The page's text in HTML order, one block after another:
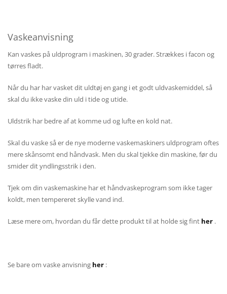
Vaskeanvisning
Kan vaskes på uldprogram i maskinen, 30 grader. Strækkes i facon og
tørres fladt.
Når du har har vasket dit uldtøj en gang i et godt uldvaskemiddel, så
skal du ikke vaske din uld i tide og utide.
Uldstrik har bedre af at komme ud og lufte en kold nat.
Skal du vaske så er de nye moderne vaskemaskiners uldprogram oftes
mere skånsomt end håndvask. Men du skal tjekke din maskine, før du
smider dit yndlingsstrik i den.
Tjek om din vaskemaskine har et håndvaskeprogram som ikke tager
koldt, men tempereret skylle vand ind.
Læse mere om, hvordan du får dette produkt til at holde sig fint her .
Se bare om vaske anvisning her :